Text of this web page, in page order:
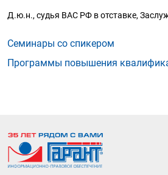
Д.ю.н., судья ВАС РФ в отставке,
Семинары со спикером
Программы повышения